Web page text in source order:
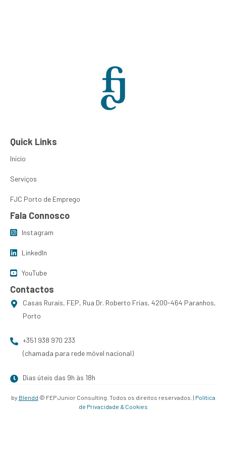
Quick Links
Início
Serviços
FJC Porto de Emprego
Fala Connosco
Instagram
LinkedIn
YouTube
Contactos
Casas Rurais, FEP, Rua Dr. Roberto Frias, 4200-464 Paranhos,
Porto
+351 938 970 233
(chamada para rede móvel nacional)
Dias úteis das 9h às 18h
by Blendd © FEP Junior Consulting. Todos os direitos reservados. | Política
de Privacidade & Cookies